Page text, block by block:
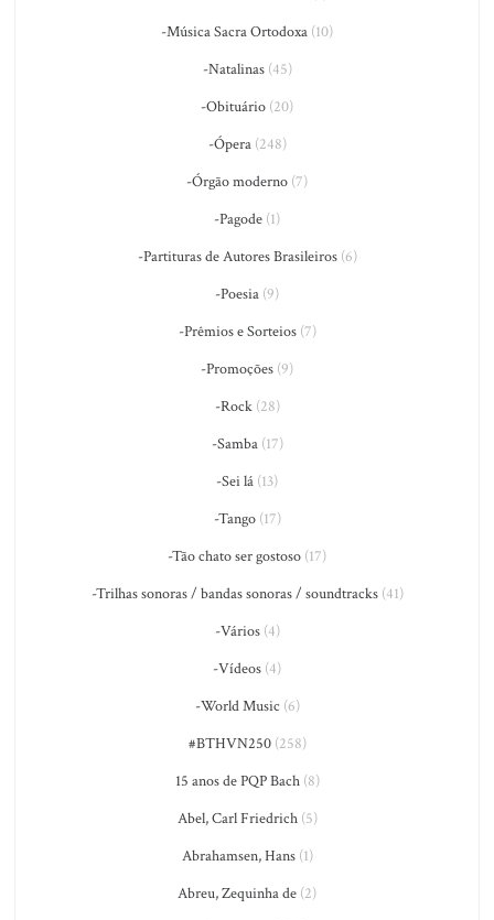
-Música Sacra Ortodoxa (10)
-Natalinas(45)
-Obituário (20)
-Ópera(248)
-Órgão moderno (7)
-Pagode (1)
-Partituras de Autores Brasileiros(6)
-Poesia (9)
-Prêmios e Sorteios(7)
-Promoções (9)
-Rock(28)
-Samba(17)
-Sei lá (13)
-Tango(17)
-Tão chato ser gostoso (17)
-Trilhas sonoras / bandas sonoras / soundtracks(41)
-Vários(4)
-Vídeos (4)
-World Music (6)
#BTHVN250(258)
15 anos de PQP Bach(8)
Abel, Carl Friedrich(5)
Abrahamsen, Hans(1)
Abreu, Zequinha de (2)